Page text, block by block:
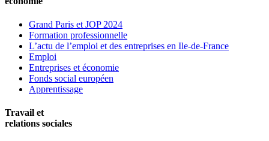
Grand Paris et JOP 2024
Formation professionnelle
L’actu de l’emploi et des entreprises en Ile-de-France
Emploi
Entreprises et économie
Fonds social européen
Apprentissage
Travail et
relations sociales